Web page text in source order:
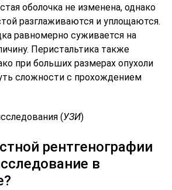
оболочка не изменена, однако
разглаживаются и уплощаются.
равномерно суживается на
Перистальтика также
при больших размерах опухоли
сложности с прохождением
(УЗИ)
рентгенографии
в